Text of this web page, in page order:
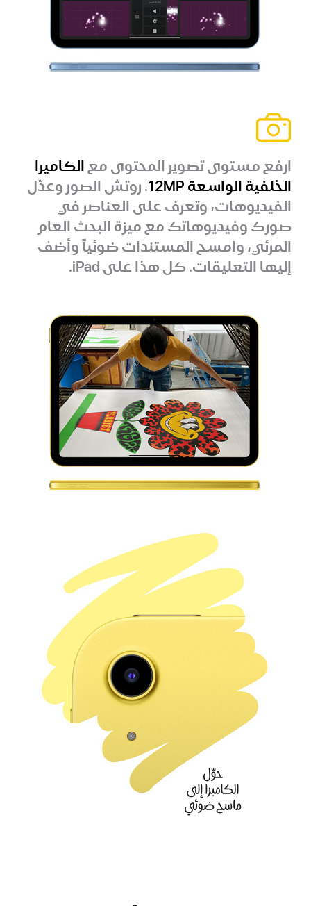
ارفع مستوى تصوير المحتوى مع الكاميرا
الخلفية الواسعة 12MP
. روتش الصور وعدّل
الفيديوهات، وتعرف على العناصر في
صورك وفيديوهاتك مع ميزة البحث العام
المرئي، وامسح المستندات ضوئياً وأضف
إليها التعليقات. كل هذا على iPad.